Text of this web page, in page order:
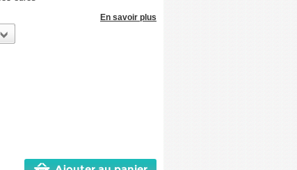
En savoir plus